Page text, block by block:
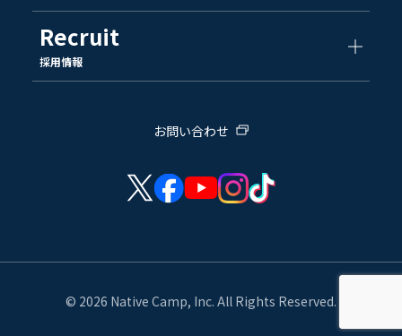
Recruit
採用情報
お問い合わせ
© 2026 Native Camp, Inc. All Rights Reserved.